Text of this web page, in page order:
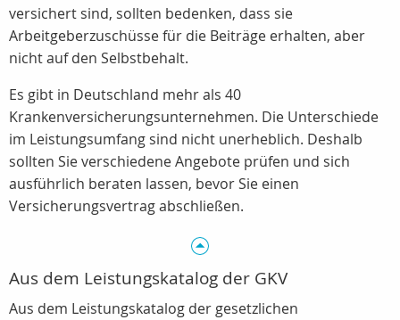
versichert sind, sollten bedenken, dass sie
Arbeitgeberzuschüsse für die Beiträge erhalten, aber
nicht auf den Selbstbehalt.
Es gibt in Deutschland mehr als 40
Krankenversicherungsunternehmen. Die Unterschiede
im Leistungsumfang sind nicht unerheblich. Deshalb
sollten Sie verschiedene Angebote prüfen und sich
ausführlich beraten lassen, bevor Sie einen
Versicherungsvertrag abschließen.
Aus dem Leistungskatalog der GKV
Aus dem Leistungskatalog der gesetzlichen